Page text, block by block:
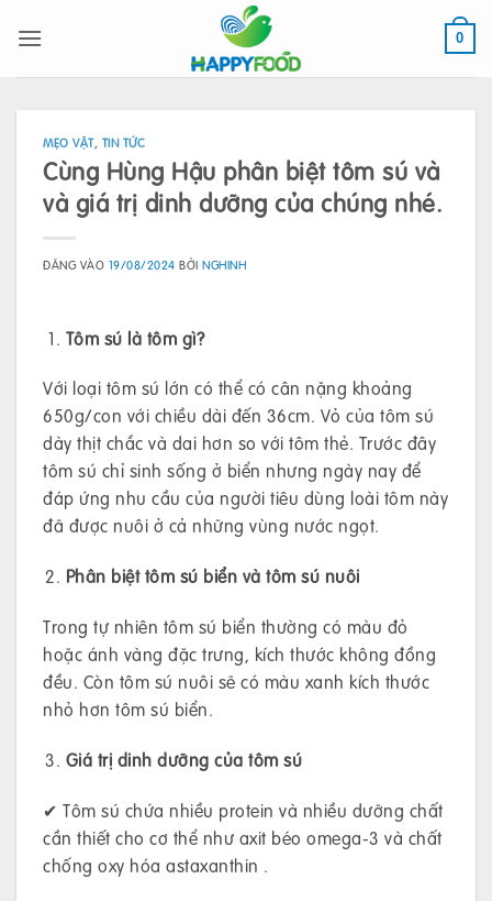
qua
0
MẸO VẶT, TIN TỨC
Cùng Hùng Hậu phân biệt tôm sú và
và giá trị dinh dưỡng của chúng nhé.
ĐĂNG VÀO 19/08/2024 BỞINGHINH
Tôm sú là tôm gì?
Với loại tôm sú lớn có thể có cân nặng khoảng
650g/con với chiều dài đến 36cm. Vỏ của tôm sú
dày thịt chắc và dai hơn so với tôm thẻ. Trước đây
tôm sú chỉ sinh sống ở biển nhưng ngày nay để
đáp ứng nhu cầu của người tiêu dùng loài tôm này
đã được nuôi ở cả những vùng nước ngọt.
Phân biệt tôm sú biển và tôm sú nuôi
Trong tự nhiên tôm sú biển thường có màu đỏ
hoặc ánh vàng đặc trưng, kích thước không đồng
đều. Còn tôm sú nuôi sẽ có màu xanh kích thước
nhỏ hơn tôm sú biển.
Giá trị dinh dưỡng của tôm sú
✔ Tôm sú chứa nhiều protein và nhiều dưỡng chất
cần thiết cho cơ thể như axit béo omega-3 và chất
chống oxy hóa astaxanthin .